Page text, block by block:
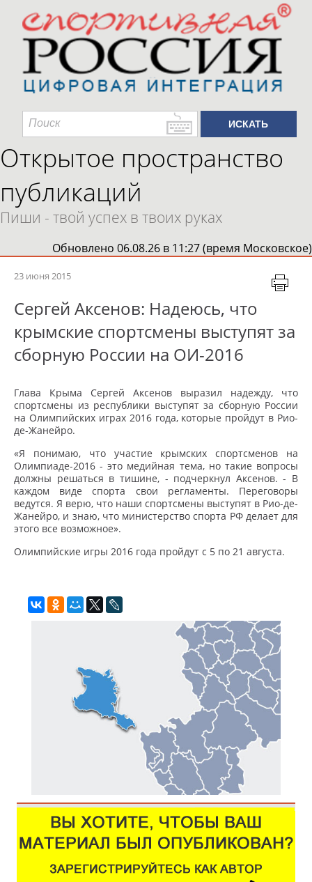
Открытое пространство
публикаций
Пиши - твой успех в твоих руках
Обновлено 06.08.26 в 11:27 (время Московское)
23 июня 2015
Сергей Аксенов: Надеюсь, что
крымские спортсмены выступят за
сборную России на ОИ-2016
Глава Крыма Сергей Аксенов выразил надежду, что
спортсмены из республики выступят за сборную России
на Олимпийских играх 2016 года, которые пройдут в Рио-
де-Жанейро.
«Я понимаю, что участие крымских спортсменов на
Олимпиаде-2016 - это медийная тема, но такие вопросы
должны решаться в тишине, - подчеркнул Аксенов. - В
каждом виде спорта свои регламенты. Переговоры
ведутся. Я верю, что наши спортсмены выступят в Рио-де-
Жанейро, и знаю, что министерство спорта РФ делает для
этого все возможное».
Олимпийские игры 2016 года пройдут с 5 по 21 августа.